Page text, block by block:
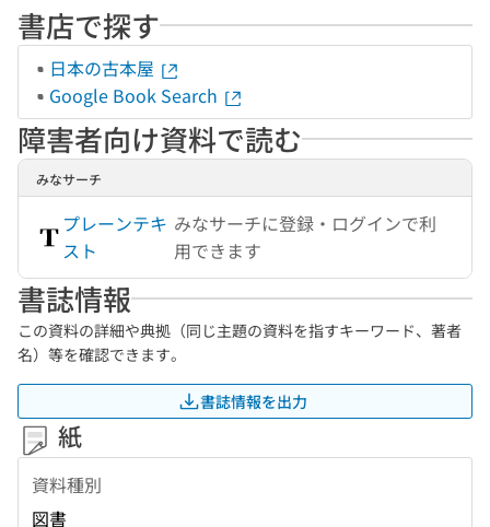
書店で探す
日本の古本屋
Google Book Search
障害者向け資料で読む
みなサーチ
プレーンテキ
スト
みなサーチに登録・ログインで利
用できます
書誌情報
この資料の詳細や典拠（同じ主題の資料を指すキーワード、著者
名）等を確認できます。
書誌情報を出力
紙
資料種別
図書